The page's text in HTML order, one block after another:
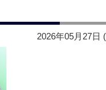
2026年05月27日